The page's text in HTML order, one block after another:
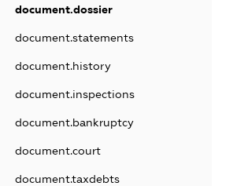
document.dossier
document.statements
document.history
document.inspections
document.bankruptcy
document.court
document.taxdebts